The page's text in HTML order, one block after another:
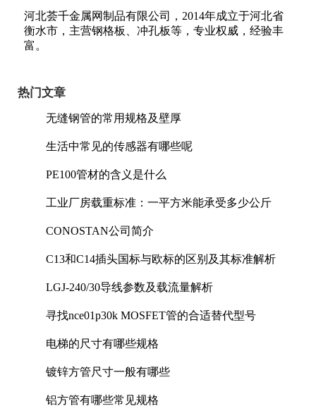
河北荟千金属网制品有限公司，2014年成立于河北省
衡水市，主营钢格板、冲孔板等，专业权威，经验丰
富。
热门文章
无缝钢管的常用规格及壁厚
生活中常见的传感器有哪些呢
PE100管材的含义是什么
工业厂房载重标准：一平方米能承受多少公斤
CONOSTAN公司简介
C13和C14插头国标与欧标的区别及其标准解析
LGJ-240/30导线参数及载流量解析
寻找nce01p30k MOSFET管的合适替代型号
电梯的尺寸有哪些规格
镀锌方管尺寸一般有哪些
铝方管有哪些常见规格